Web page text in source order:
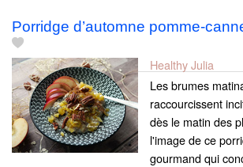
Porridge d’automne pomme-
Healthy Julia
Les brumes
raccourcissent
dès le matin des
l'image de ce
gourmand qui